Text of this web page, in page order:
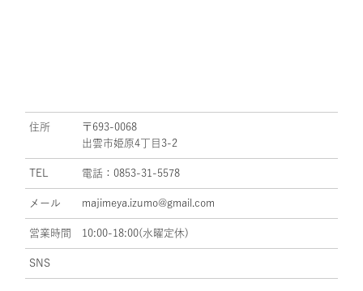
住所
〒693-0068
出雲市姫原4丁目3-2
TEL 電話：0853-31-5578
メール majimeya.izumo@gmail.com
営業時間 10:00-18:00(水曜定休)
SNS